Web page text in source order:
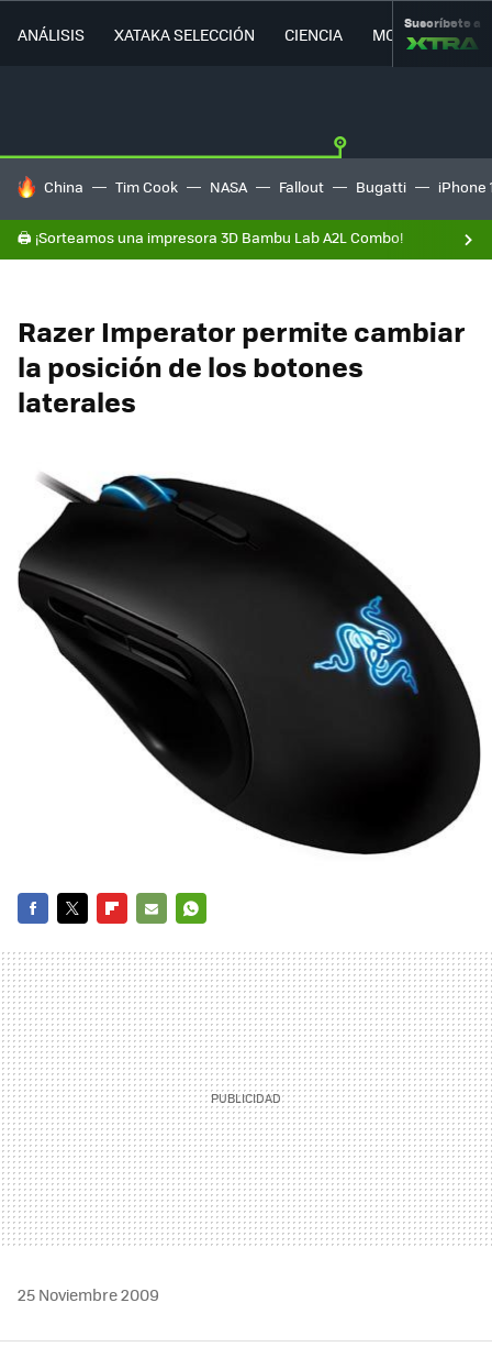
ANÁLISIS XATAKA SELECCIÓN CIENCIA MOVILIDAD
Suscríbete a
HOY SE HABLA DE
China Tim Cook NASA Fallout Bugatti iPhone
🖨️ ¡Sorteamos una impresora 3D Bambu Lab A2L Combo!
Razer Imperator permite cambiar
la posición de los botones
laterales
MAIL
25 Noviembre 2009